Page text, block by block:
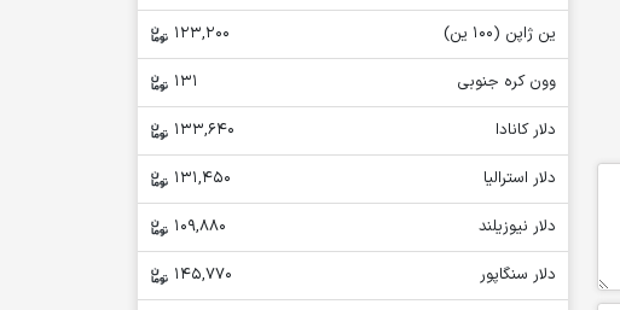
ین ژاپن (100 ین)
123,200
وون کره جنوبی
131
دلار کانادا
133,640
دلار استرالیا
131,450
دلار نیوزیلند
109,880
دلار سنگاپور
145,770